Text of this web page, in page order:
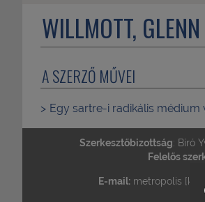
WILLMOTT, GLENN
A SZERZŐ MŰVEI
Egy sartre-i radikális médium
Szerkesztőbizottság: Bíró
Felelős
E-mail:metropolis